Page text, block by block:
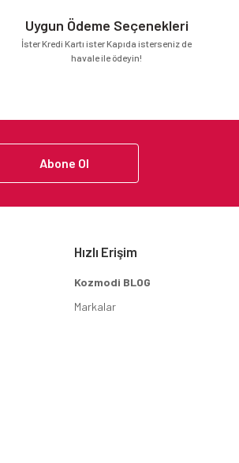
Uygun Ödeme Seçenekleri
İster Kredi Kartı ister Kapıda isterseniz de
havale ile ödeyin!
Abone Ol
Hızlı Erişim
Kozmodi BLOG
Markalar